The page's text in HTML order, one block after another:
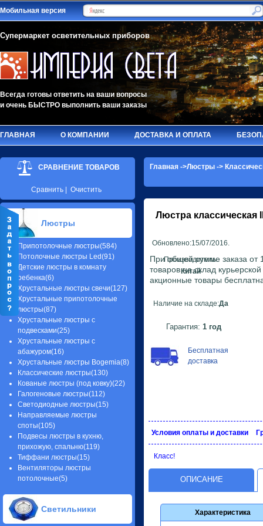
Мобильная версия
Супермаркет осветительных приборов
Всегда готовы ответить на ваши вопросы
и очень БЫСТРО выполнить ваши заказы
ГЛАВНАЯ О КОМПАНИИ ДОСТАВКА И ОПЛАТА
Главная ->Люстры ->
Люстра классическая
Обновлено:15/07/2016.
Производитель:
Китай
Наличие на складе:Да
Гарантия: 1 год
Бесплатная
доставка
При общей сумме заказа от
товаров на склад
акционные товары
Условия оплаты и доставки
Класс!
ОПИСАНИЕ
Характеристика
СРАВНЕНИЕ ТОВАРОВ
Сравнить Очистить
Люстры
Припотолочные люстры(584)
Потолочные люстры Led(91)
Детские люстры в комнату
ребенка(6)
Хрустальные люстры свечи(127)
Хрустальные припотолочные
люстры(87)
Хрустальные люстры с
подвесками(25)
Хрустальные люстры с
абажуром(16)
Хрустальные люстры Bogemia(8)
Классические люстры(130)
Кованые люстры (под ковку)(22)
Галогеновые люстры(112)
Светодиодные люстры(15)
Направляемые люстры
споты(105)
Подвесы люстры в кухню,
прихожую, спальню(119)
Тиффани люстры(15)
Вентиляторы люстры
потолочные(5)
Светильники